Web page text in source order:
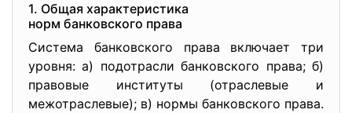
1. Общая характеристика
норм банковского права
Система банковского права включает три
уровня: а) подотрасли банковского права; б)
правовые институты (отраслевые и
межотраслевые); в) нормы банковского права.